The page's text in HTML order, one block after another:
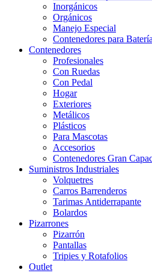
Inorgánicos
Orgánicos
Manejo Especial
Contenedores para
Contenedores
Profesionales
Con Ruedas
Con Pedal
Hogar
Exteriores
Metálicos
Plásticos
Para Mascotas
Accesorios
Contenedores Gran
Suministros Industriales
Volquetres
Carros Barrenderos
Tarimas Antiderrapante
Bolardos
Pizarrones
Pizarrón
Pantallas
Tripies y Rotafolios
Outlet